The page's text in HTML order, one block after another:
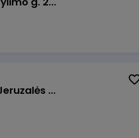
Kasininkas (-ė) - pardavėjas (-a), Jeruzalės g. 17, Vilnius